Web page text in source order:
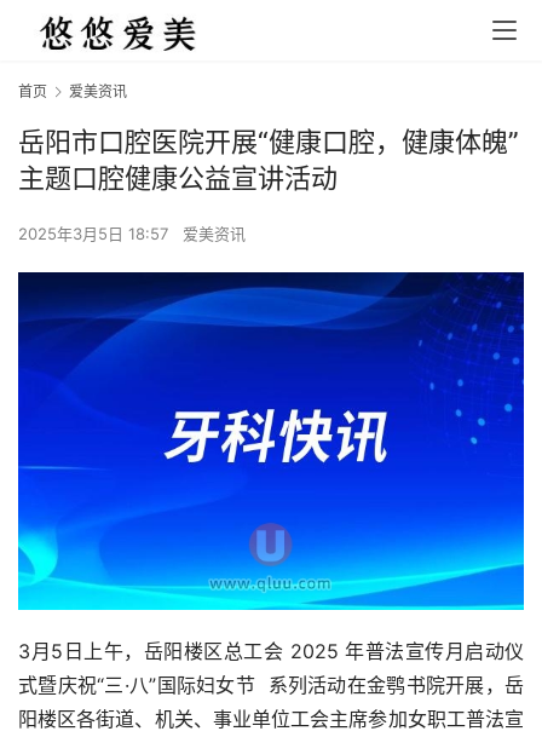
首页 爱美资讯
岳阳市口腔医院开展“健康口腔，健康体魄”
主题口腔健康公益宣讲活动
2025年3月5日 18:57 爱美资讯
3月5日上午，岳阳楼区总工会 2025 年普法宣传月启动仪
式暨庆祝“三·八”国际妇女节  系列活动在金鹗书院开展，岳
阳楼区各街道、机关、事业单位工会主席参加女职工普法宣